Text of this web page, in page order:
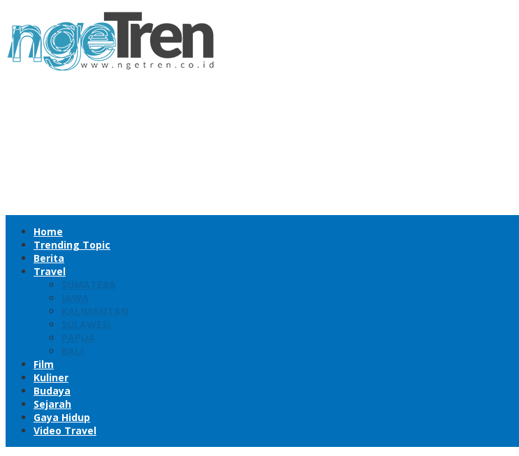
to
content
Home
Trending Topic
Berita
Travel
SUMATERA
JAWA
KALIMANTAN
SULAWESI
PAPUA
BALI
Film
Kuliner
Budaya
Sejarah
Gaya Hidup
Video Travel